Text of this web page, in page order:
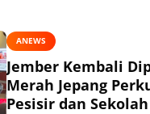
ANEWS
Jember Kembali
Merah Jepang
Pesisir dan Sekolah